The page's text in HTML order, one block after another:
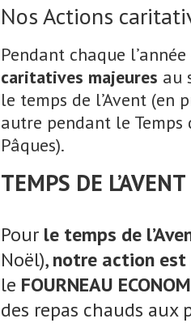
Nos Actions
Pendant chaque
caritatives majeures au
le temps de l’Avent
autre pendant le
Pâques).
TEMPS DE L’AVENT
Pour le temps de
Noël),notre action
le FOURNEAU
des repas chauds aux